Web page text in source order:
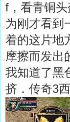
f，看青铜
为刚才看到
着的这片地
摩擦而发出
我知道了黑
挤．传奇3